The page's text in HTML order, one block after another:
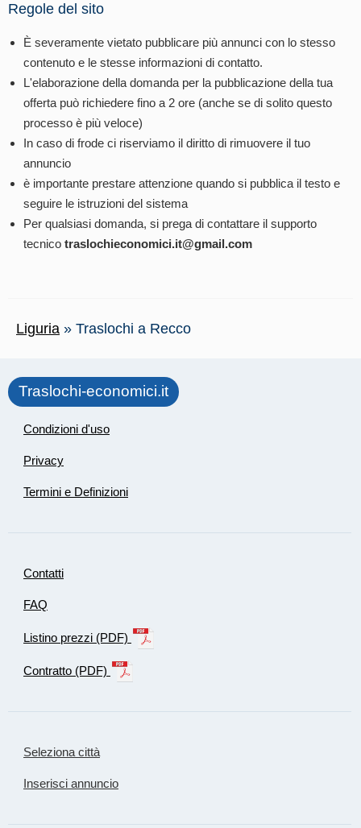
Regole del sito
È severamente vietato pubblicare più annunci con lo stesso
contenuto e le stesse informazioni di contatto.
L'elaborazione della domanda per la pubblicazione della tua
offerta può richiedere fino a 2 ore (anche se di solito questo
processo è più veloce)
In caso di frode ci riserviamo il diritto di rimuovere il tuo
annuncio
è importante prestare attenzione quando si pubblica il testo e
seguire le istruzioni del sistema
Per qualsiasi domanda, si prega di contattare il supporto
tecnico traslochieconomici.it@gmail.com
Liguria » Traslochi a Recco
Traslochi-economici.it
Condizioni d'uso
Privacy
Termini e Definizioni
Contatti
FAQ
Listino prezzi (PDF)
Contratto (PDF)
Seleziona città
Inserisci annuncio